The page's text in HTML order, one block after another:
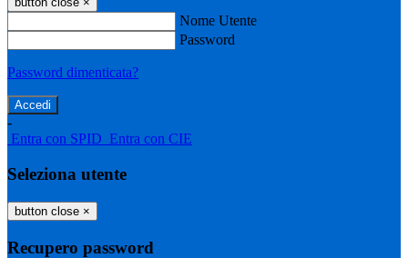
Nome Utente
Password
Password dimenticata?
-
Entra con SPID Entra con CIE
Seleziona utente
button close ×
Recupero password